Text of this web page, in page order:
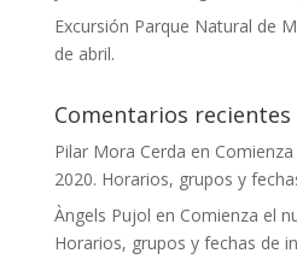
Excursión Parque Natural de
de abril.
Comentarios recientes
Pilar Mora Cerda en
2020. Horarios, grupos y
Àngels Pujol en Comienza el
Horarios, grupos y fechas de